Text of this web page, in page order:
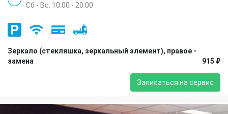
Сб - Вс: 10:00 - 20:00
Зеркало (стекляшка, зеркальный элемент), правое -
замена
915 ₽
Записаться на сервис